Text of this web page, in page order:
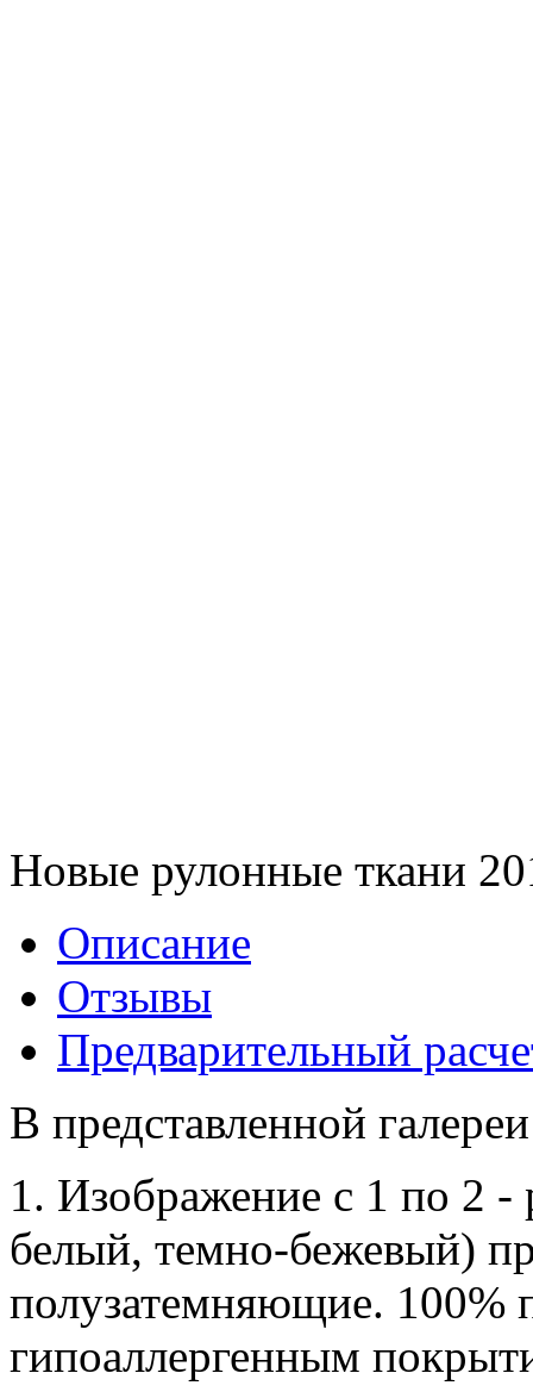
Новые рулонные ткани
Описание
Отзывы
Предварительный
В представленной
1. Изображение с 1 по 2 -
белый, темно-бежевый)
полузатемняющие. 100%
гипоаллергенным